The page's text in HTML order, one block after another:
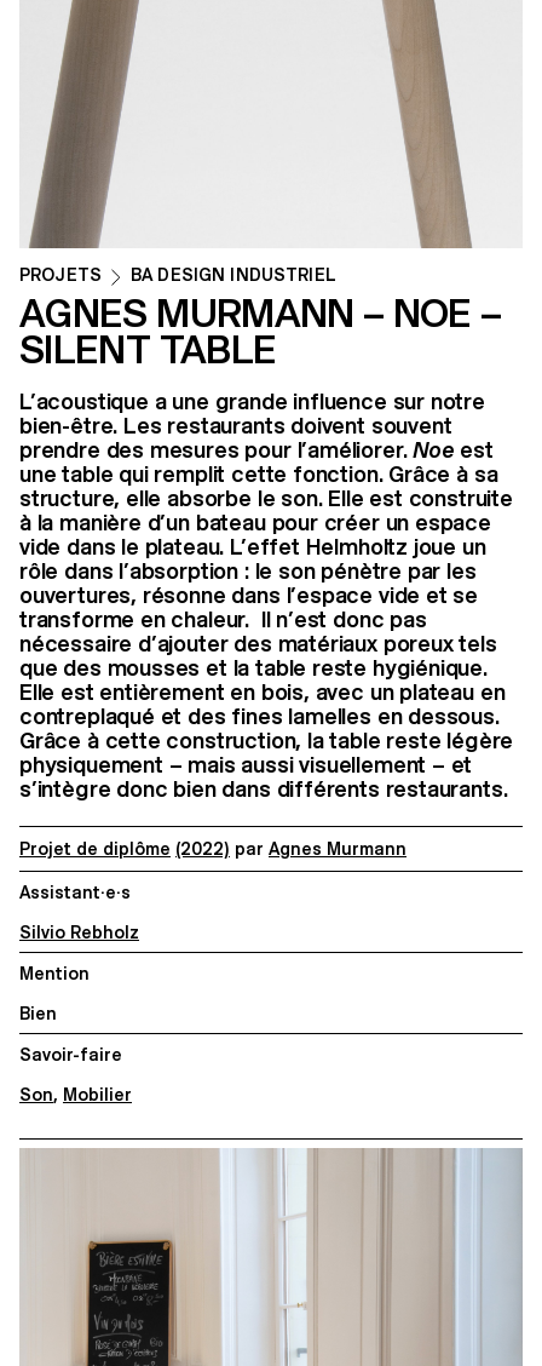
PROJETS BA DESIGN INDUSTRIEL
AGNES MURMANN – NOE –
SILENT TABLE
L’acoustique a une grande influence sur notre
bien-être. Les restaurants doivent souvent
prendre des mesures pour l’améliorer.Noe est
une table qui remplit cette fonction. Grâce à sa
structure, elle absorbe le son. Elle est construite
à la manière d’un bateau pour créer un espace
vide dans le plateau. L’effet Helmholtz joue un
rôle dans l’absorption : le son pénètre par les
ouvertures, résonne dans l’espace vide et se
transforme en chaleur. Il n’est donc pas
nécessaire d’ajouter des matériaux poreux tels
que des mousses et la table reste hygiénique.
Elle est entièrement en bois, avec un plateau en
contreplaqué et des fines lamelles en dessous.
Grâce à cette construction, la table reste légère
physiquement – mais aussi visuellement – et
s’intègre donc bien dans différents restaurants.
Projet de diplôme (2022) par Agnes Murmann
Assistant·e·s
Silvio Rebholz
Mention
Bien
Savoir-faire
Son, Mobilier